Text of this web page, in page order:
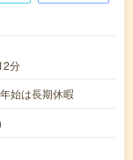
分
始は長期休暇